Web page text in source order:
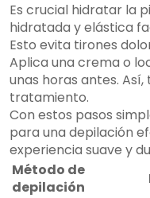
Es crucial hidratar la
hidratada y elástica
Esto evita tirones
Aplica una crema o
unas horas antes.
tratamiento.
Con estos pasos
para una depilación
experiencia suave y
Método de
depilación